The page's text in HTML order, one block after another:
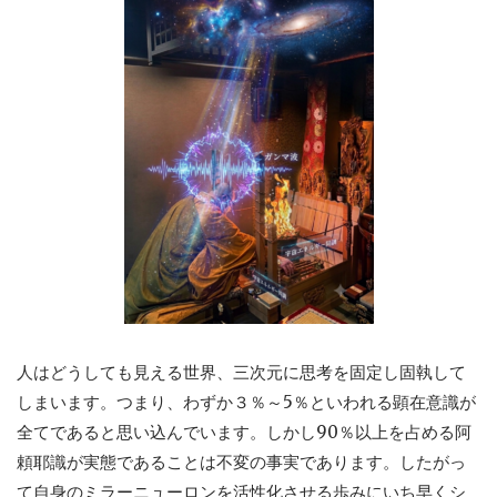
人はどうしても見える世界、三次元に思考を固定し固執して
しまいます。つまり、わずか３％～5％といわれる顕在意識が
全てであると思い込んでいます。しかし90％以上を占める阿
頼耶識が実態であることは不変の事実であります。したがっ
て自身のミラーニューロンを活性化させる歩みにいち早くシ